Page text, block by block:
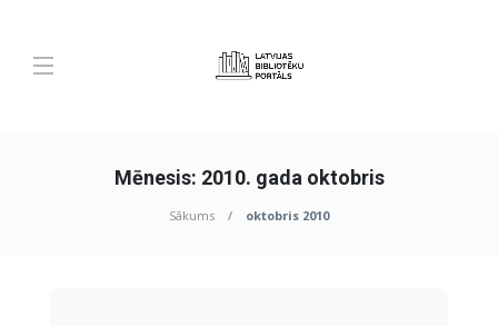
Mēnesis: 2010. gada oktobris
Sākums oktobris 2010